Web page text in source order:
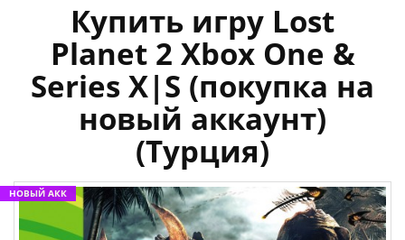
Купить игру Lost
Planet 2 Xbox One &
Series X|S (покупка на
новый аккаунт)
(Турция)
НОВЫЙ АКК